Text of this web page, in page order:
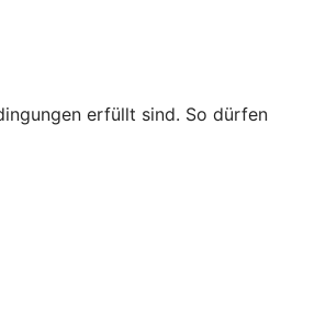
erfüllt sind. So dürfen